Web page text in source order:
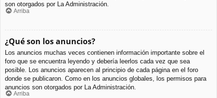
son otorgados por La Administración.
Arriba
¿Qué son los anuncios?
Los anuncios muchas veces contienen información importante sobre el
foro que se encuentra leyendo y debería leerlos cada vez que sea
posible. Los anuncios aparecen al principio de cada página en el foro
donde se publicaron. Como en los anuncios globales, los permisos para
anuncios son otorgados por La Administración.
Arriba